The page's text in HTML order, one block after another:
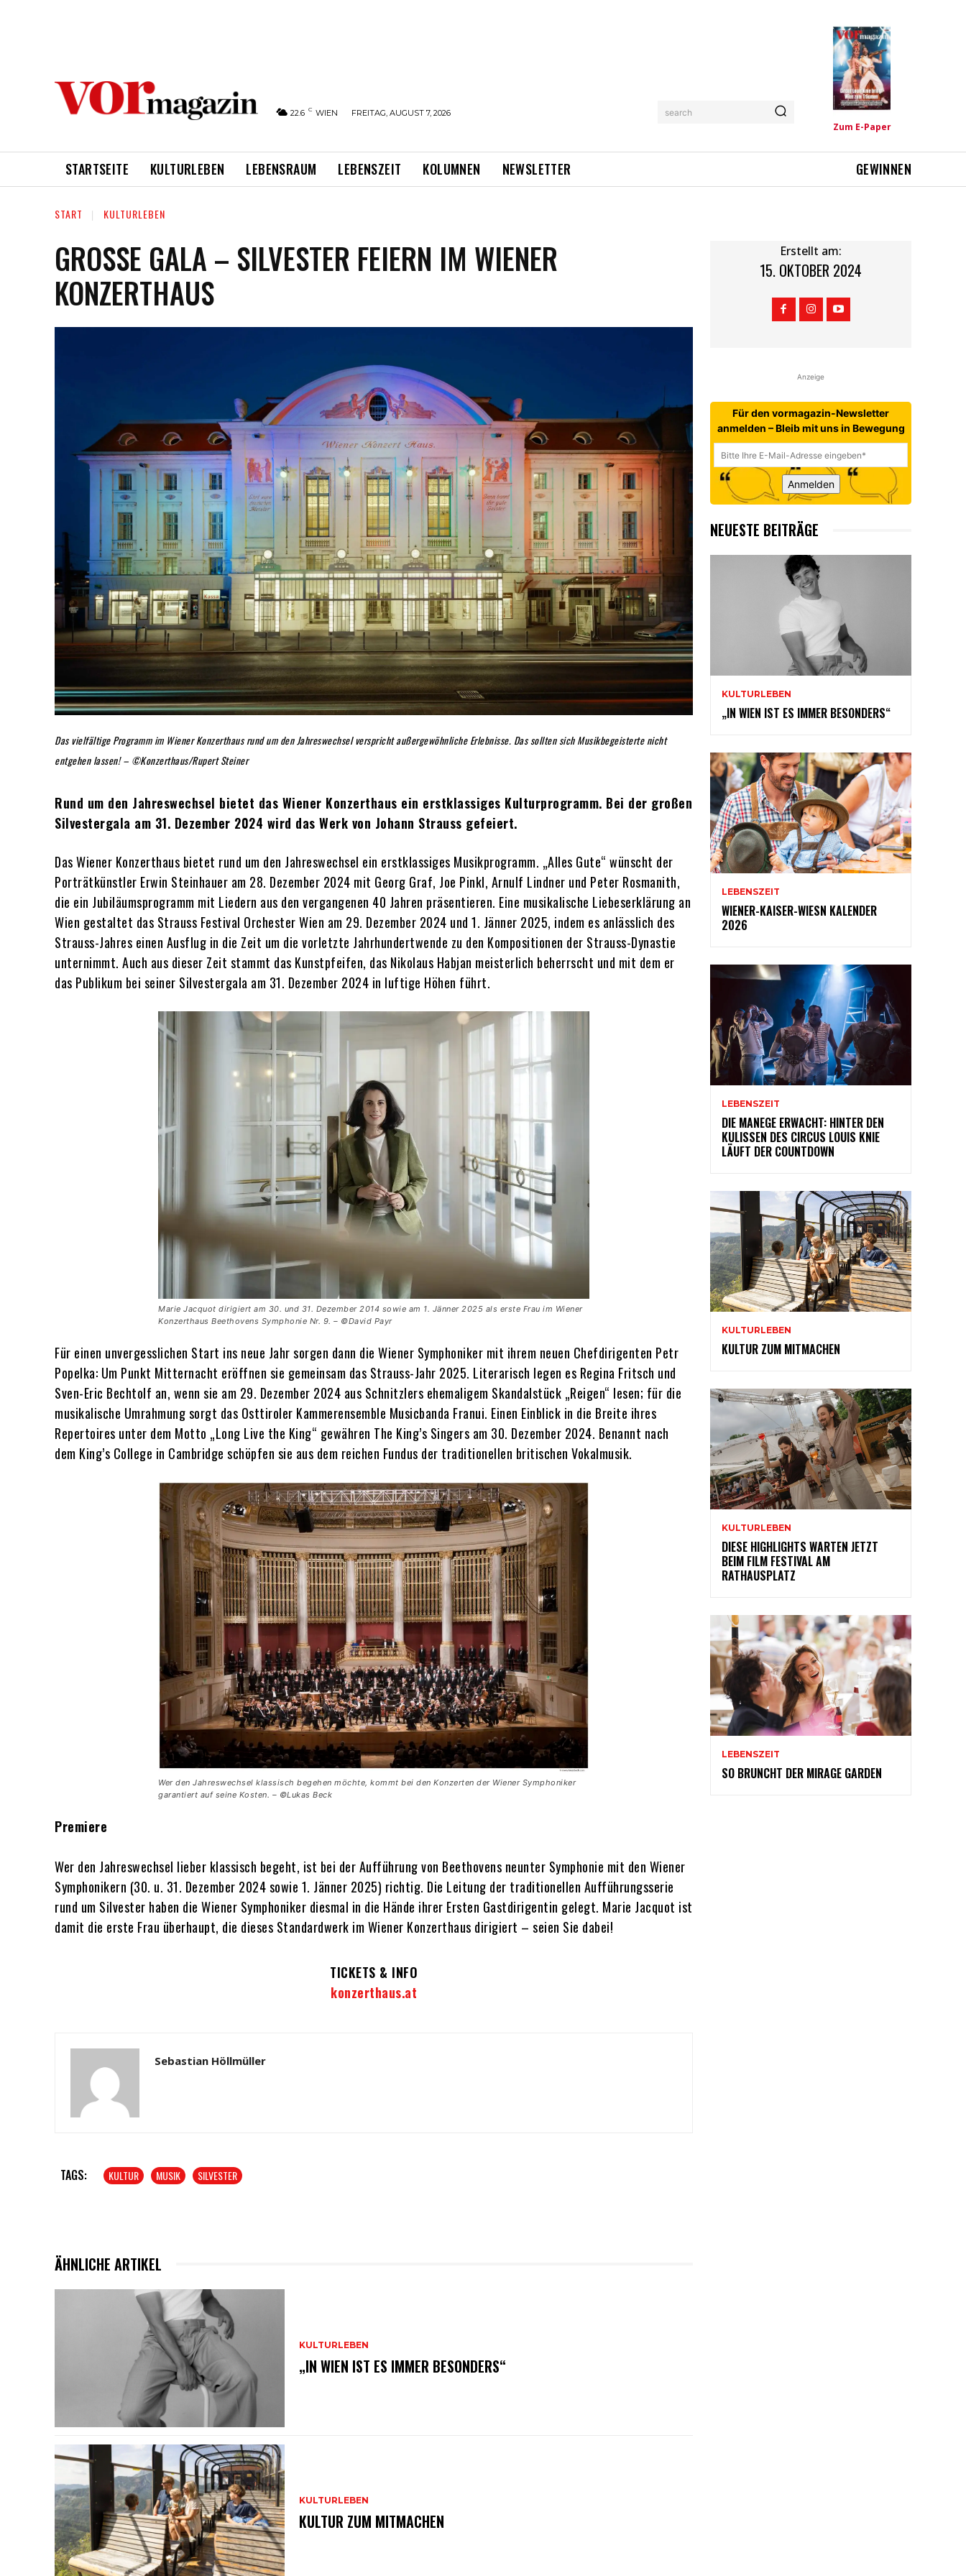
22.6 C WIEN FREITAG, AUGUST 7, 2026 search
Zum E-Paper
STARTSEITE KULTURLEBEN LEBENSRAUM LEBENSZEIT KOLUMNEN NEWSLETTER GEWINNEN
START KULTURLEBEN
GROSSE GALA – SILVESTER FEIERN IM WIENER K
ONZERTHAUS
Das vielfältige Programm im Wiener Konzerthaus rund um den Jahreswechsel verspricht außergewöhnliche Erlebnisse. Das sollten sich Musikbegeisterte nicht
entgehen lassen! – ©Konzerthaus/Rupert Steiner
Rund um den Jahreswechsel bietet das Wiener Konzerthaus ein erstklassiges Kulturprogramm. Bei der großen
Silvestergala am 31. Dezember 2024 wird das Werk von Johann Strauss gefeiert.
Das Wiener Konzerthaus bietet rund um den Jahreswechsel ein erstklassiges Musikprogramm. „Alles Gute“ wünscht der
Porträtkünstler Erwin Steinhauer am 28. Dezember 2024 mit Georg Graf, Joe Pinkl, Arnulf Lindner und Peter Rosmanith,
die ein Jubiläumsprogramm mit Liedern aus den vergangenen 40 Jahren präsentieren. Eine musikalische Liebeserklärung an
Wien gestaltet das Strauss Festival Orchester Wien am 29. Dezember 2024 und 1. Jänner 2025, indem es anlässlich des
Strauss-Jahres einen Ausflug in die Zeit um die vorletzte Jahrhundertwende zu den Kompositionen der Strauss-Dynastie
unternimmt. Auch aus dieser Zeit stammt das Kunstpfeifen, das Nikolaus Habjan meisterlich beherrscht und mit dem er
das Publikum bei seiner Silvestergala am 31. Dezember 2024 in luftige Höhen führt.
Marie Jacquot dirigiert am 30. und 31. Dezember 2014 sowie am 1. Jänner 2025 als erste Frau im Wiener
Konzerthaus Beethovens Symphonie Nr. 9. – ©David Payr
Für einen unvergesslichen Start ins neue Jahr sorgen dann die Wiener Symphoniker mit ihrem neuen Chefdirigenten Petr
Popelka: Um Punkt Mitternacht eröffnen sie gemeinsam das Strauss-Jahr 2025. Literarisch legen es Regina Fritsch und
Sven-Eric Bechtolf an, wenn sie am 29. Dezember 2024 aus Schnitzlers ehemaligem Skandalstück „Reigen“ lesen; für die
musikalische Umrahmung sorgt das Osttiroler Kammerensemble Musicbanda Franui. Einen Einblick in die Breite ihres
Repertoires unter dem Motto „Long Live the King“ gewähren The King’s Singers am 30. Dezember 2024. Benannt nach
dem King’s College in Cambridge schöpfen sie aus dem reichen Fundus der traditionellen britischen Vokalmusik.
Wer den Jahreswechsel klassisch begehen möchte, kommt bei den Konzerten der Wiener Symphoniker
garantiert auf seine Kosten. – ©Lukas Beck
Premiere
Wer den Jahreswechsel lieber klassisch begeht, ist bei der Aufführung von Beethovens neunter Symphonie mit den Wiener
Symphonikern (30. u. 31. Dezember 2024 sowie 1. Jänner 2025) richtig. Die Leitung der traditionellen Aufführungsserie
rund um Silvester haben die Wiener Symphoniker diesmal in die Hände ihrer Ersten Gastdirigentin gelegt. Marie Jacquot ist
damit die erste Frau überhaupt, die dieses Standardwerk im Wiener Konzerthaus dirigiert – seien Sie dabei!
TICKETS & INFO
konzerthaus.at
Sebastian Höllmüller
TAGS: KULTUR MUSIK SILVESTER
ÄHNLICHE ARTIKEL
KULTURLEBEN
„IN WIEN IST ES IMMER BESONDERS“
KULTURLEBEN
KULTUR ZUM MITMACHEN
Erstellt am:
15. OKTOBER 2024
Anzeige
Für den vormagazin-Newsletter
anmelden – Bleib mit uns in Bewegung
Anmelden
NEUESTE BEITRÄGE
KULTURLEBEN
„IN WIEN IST ES IMMER BESONDERS“
LEBENSZEIT
WIENER-KAISER-WIESN KALENDER
2026
LEBENSZEIT
DIE MANEGE ERWACHT: HINTER DEN
KULISSEN DES CIRCUS LOUIS KNIE
LÄUFT DER COUNTDOWN
KULTURLEBEN
KULTUR ZUM MITMACHEN
KULTURLEBEN
DIESE HIGHLIGHTS WARTEN JETZT
BEIM FILM FESTIVAL AM
RATHAUSPLATZ
LEBENSZEIT
SO BRUNCHT DER MIRAGE GARDEN